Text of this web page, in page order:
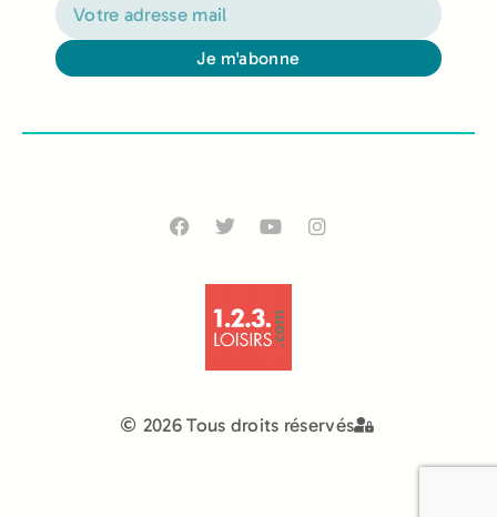
Je m'abonne
2026 Tous droits réservés